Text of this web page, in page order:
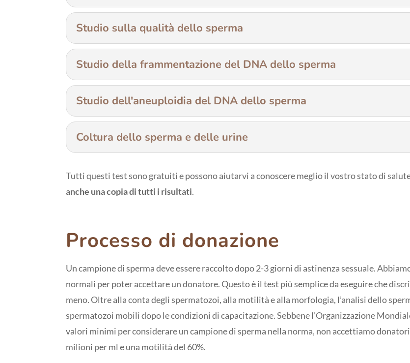
Studio sulla qualità dello sperma
Studio della frammentazione del DNA dello sperma
Studio dell'aneuploidia del DNA dello sperma
Coltura dello sperma e delle urine
Tutti questi test sono gratuiti e possono aiutarvi a conoscere meglio il vostro stato di
anche una copia di tutti i risultati.
Processo di donazione
Un campione di sperma deve essere raccolto dopo 2-3 giorni di astinenza sessuale.
normali per poter accettare un donatore. Questo è il test più semplice da eseguire che
meno. Oltre alla conta degli spermatozoi, alla motilità e alla morfologia, l’analisi dello
spermatozoi mobili dopo le condizioni di capacitazione. Sebbene l’Organizzazione
valori minimi per considerare un campione di sperma nella norma, non accettiamo
milioni per ml e una motilità del 60%.